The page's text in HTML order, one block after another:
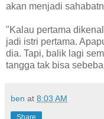
akan menjadi
"Kalau pertama
jadi istri pertama.
dia. Tapi, balik lagi
tangga tak bisa
ben at 8:03 AM
Share